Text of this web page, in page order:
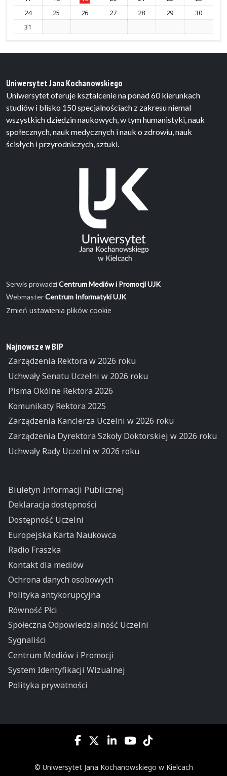
24
25 26 27 28 29
30
31
Uniwersytet Jana Kochanowskiego
Uniwersytet oferuje ksztalcenie na ponad 60 kierunkach
studiów i blisko 150 specjalnościach z zakresu niemal
wszystkich dziedzin naukowych, w tym humanistyki, nauk
społecznych, nauk medycznych i nauk o zdrowiu, nauk
ścisłych i przyrodniczych, sztuki.
Serwis prowadziCentrum Mediów i Promocji UJK
WebmasterCentrum Informatyki UJK
Zmień ustawienia plików cookie
Najnowsze w BIP
Zarządzenia Rektora w 2026 roku
Uchwały Senatu Uczelni w 2026 roku
Pisma Okólne Rektora 2026
Komunikaty Rektora 2025
Zarządzenia Kanclerza Uczelni w 2026 roku
Zarządzenia Dyrektora Szkoły Doktorskiej w 2026 roku
Uchwały Rady Uczelni w 2026 roku
Biuletyn Informacji Publicznej
Deklaracja dostępności
Dostępność Uczelni
Europejska Karta Naukowca
Radio Fraszka
Kontakt dla mediów
Ochrona danych osobowych
Polityka antykorupcyjna
Równość Płci
Społeczna Odpowiedzialność Uczelni
Sygnaliści
Centrum Mediów i Promocji
System Identyfikacji Wizualnej
Polityka prywatności
© Uniwersytet Jana Kochanowskiego w Kielcach